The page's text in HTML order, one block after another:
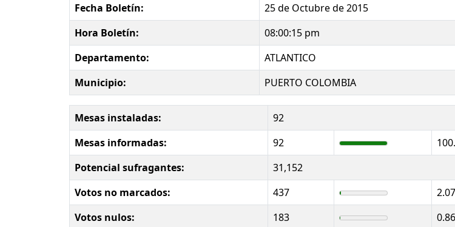
Fecha Boletín:
25 de Octubre de 2015
Hora Boletín:
08:00:15 pm
Departamento:
ATLANTICO
Municipio:
PUERTO COLOMBIA
Mesas instaladas:
92
Mesas informadas:
92
Potencial sufragantes:
31,152
Votos no marcados:
437
Votos nulos:
183